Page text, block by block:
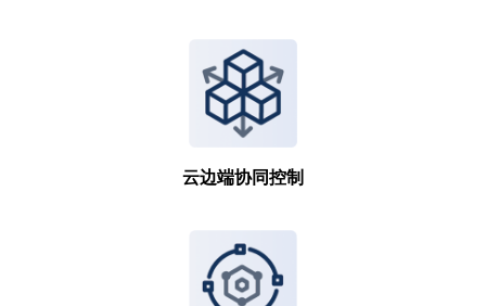
云边端协同控制